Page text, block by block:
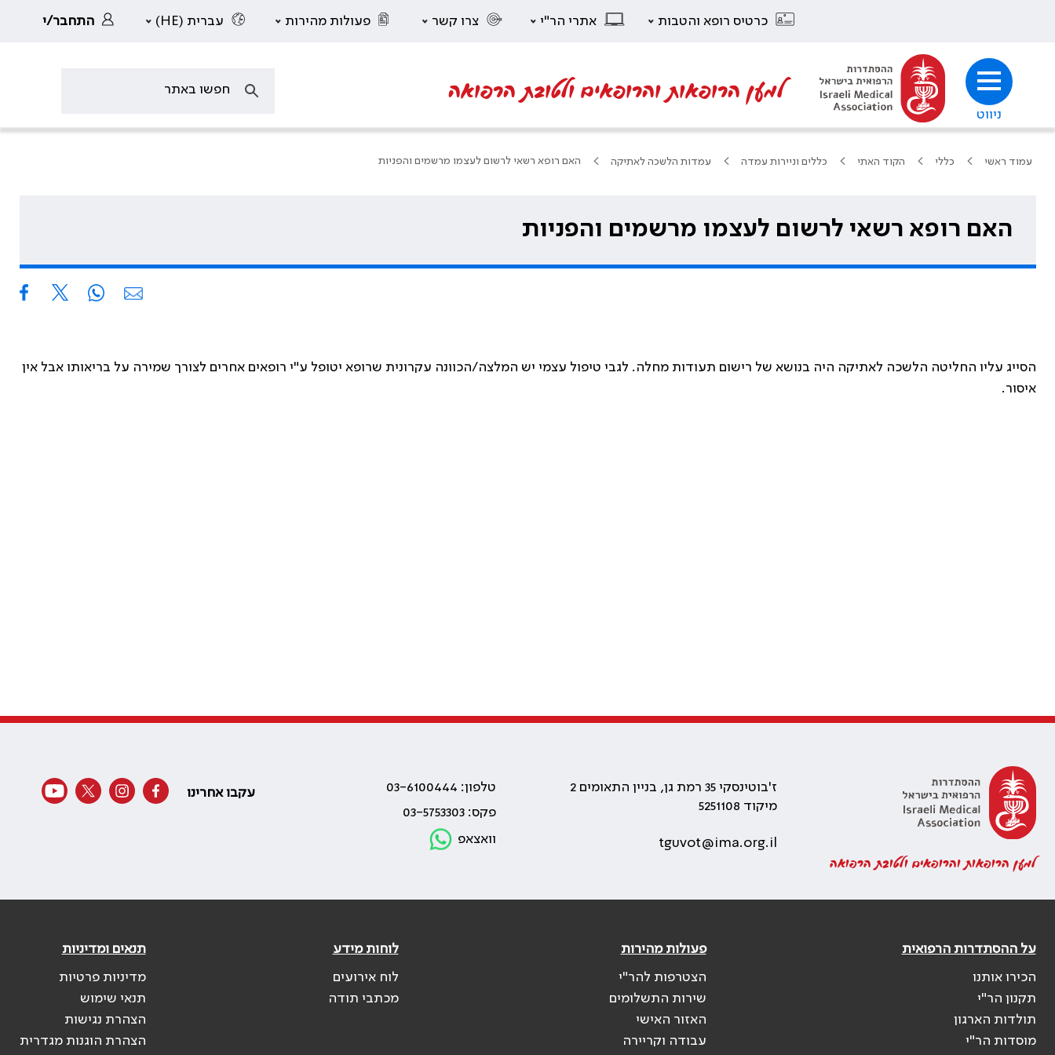
כרטיס רופא והטבות אתרי הר"י צרו קשר פעולות מהירות עברית (HE) התחבר/י
ניווט
למען הרופאות והרופאים ולטובת הרפואה
עמוד ראשי כללי הקוד האתי כללים וניירות עמדה עמדות הלשכה לאתיקה האם רופא רשאי לרשום לעצמו מרשמים והפניות
האם רופא רשאי לרשום לעצמו מרשמים והפניות
הסייג עליו החליטה הלשכה לאתיקה היה בנושא של רישום תעודות מחלה. לגבי טיפול עצמי יש המלצה/הכוונה עקרונית שרופא יטופל ע"י רופאים אחרים לצורך שמירה על בריאותו אבל אין
איסור.
למען הרופאות והרופאים ולטובת הרפואה
ז'בוטינסקי 35 רמת גן, בניין התאומים 2
מיקוד 5251108
tguvot@ima.org.il
טלפון: 03-6100444
פקס: 03-5753303
וואצאפ
עקבו אחרינו
על ההסתדרות הרפואית
הכירו אותנו
תקנון הר"י
תולדות הארגון
מוסדות הר"י
פעולות מהירות
הצטרפות להר"י
שירות התשלומים
האזור האישי
עבודה וקריירה
לוחות מידע
לוח אירועים
מכתבי תודה
תנאים ומדיניות
מדיניות פרטיות
תנאי שימוש
הצהרת נגישות
הצהרת הוגנות מגדרית